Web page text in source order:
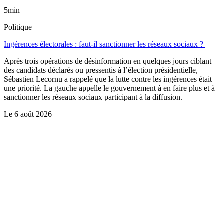
5min
Politique
Ingérences électorales : faut-il sanctionner les réseaux sociaux ?
Après trois opérations de désinformation en quelques jours ciblant
des candidats déclarés ou pressentis à l’élection présidentielle,
Sébastien Lecornu a rappelé que la lutte contre les ingérences était
une priorité. La gauche appelle le gouvernement à en faire plus et à
sanctionner les réseaux sociaux participant à la diffusion.
Le 6 août 2026